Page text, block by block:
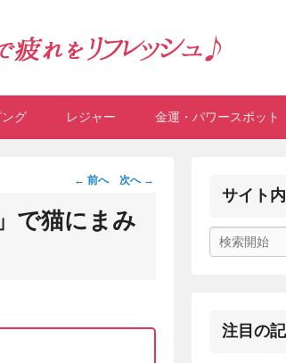
をリフレッシュ♪
で、食べて、癒されるスポット、施設を紹介。
グ レジャー 金運・パワースポット
投
ナ
← 前へ 次へ →
で猫にまみ
サイト
索
注目の記